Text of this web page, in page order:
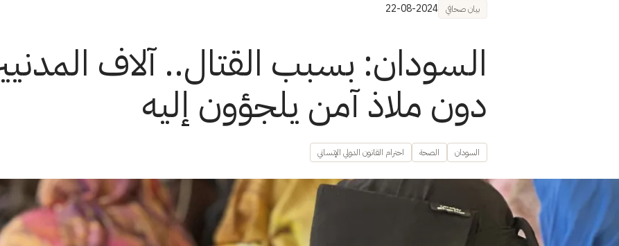
بيان صحافي 22-08-2024
السودان: بسبب القتال.. آلاف
دون ملاذ آمن يلجؤون إليه
السودان الصحة احترام القانون الدولي الإنساني